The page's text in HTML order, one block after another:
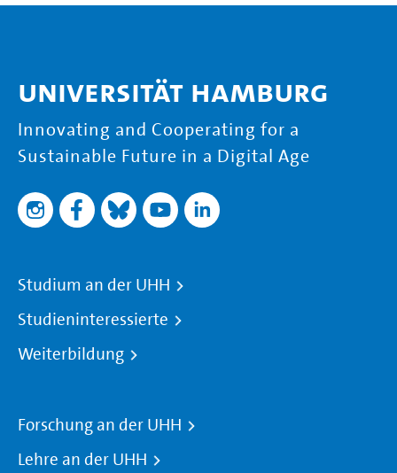
Universität Hamburg
Innovating and Cooperating for a
Sustainable Future in a Digital Age
Studium an der UHH
Studieninteressierte
Weiterbildung
Forschung an der UHH
Lehre an der UHH